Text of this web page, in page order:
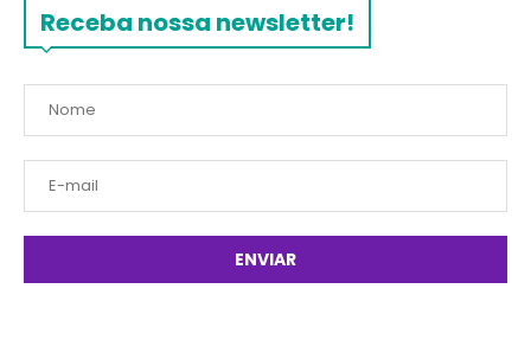
Receba nossa newsletter!